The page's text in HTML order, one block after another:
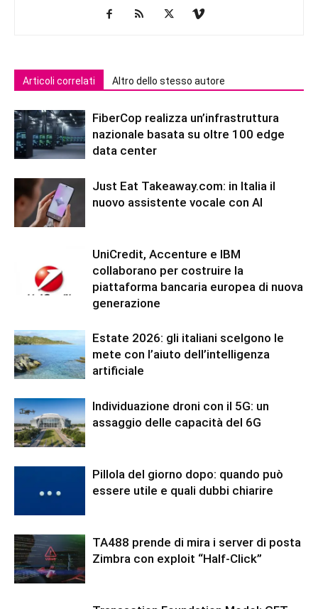
Articoli correlati Altro dello stesso autore
FiberCop realizza un’infrastruttura
nazionale basata su oltre 100 edge
data center
Just Eat Takeaway.com: in Italia il
nuovo assistente vocale con AI
UniCredit, Accenture e IBM
collaborano per costruire la
piattaforma bancaria europea di nuova
generazione
Estate 2026: gli italiani scelgono le
mete con l’aiuto dell’intelligenza
artificiale
Individuazione droni con il 5G: un
assaggio delle capacità del 6G
Pillola del giorno dopo: quando può
essere utile e quali dubbi chiarire
TA488 prende di mira i server di posta
Zimbra con exploit “Half-Click”